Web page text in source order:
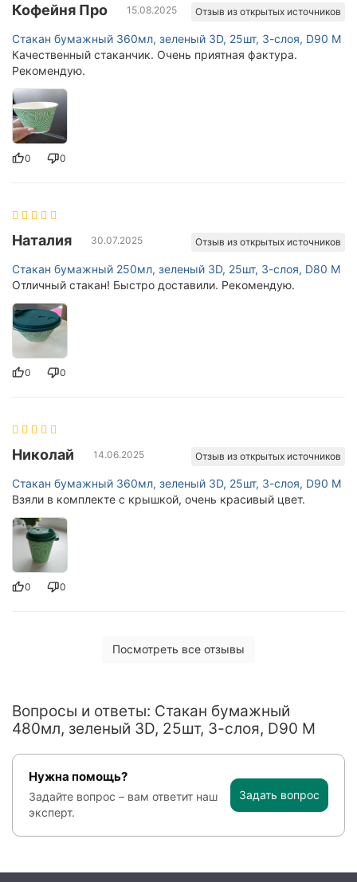
Кофейня Про 15.08.2025 Отзыв из открытых источников
Стакан бумажный 360мл, зеленый 3D, 25шт, 3-слоя, D90 M
Качественный стаканчик. Очень приятная фактура.
Рекомендую.
0 0
Наталия 30.07.2025 Отзыв из открытых источников
Стакан бумажный 250мл, зеленый 3D, 25шт, 3-слоя, D80 M
Отличный стакан! Быстро доставили. Рекомендую.
0 0
Николай 14.06.2025 Отзыв из открытых источников
Стакан бумажный 360мл, зеленый 3D, 25шт, 3-слоя, D90 M
Взяли в комплекте с крышкой, очень красивый цвет.
0 0
Посмотреть все отзывы
Вопросы и ответы: Стакан бумажный
480мл, зеленый 3D, 25шт, 3-слоя, D90 M
Нужна помощь?
Задайте вопрос – вам ответит наш
эксперт.
Задать вопрос